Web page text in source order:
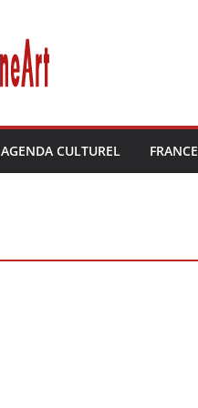
AGENDA CULTUREL